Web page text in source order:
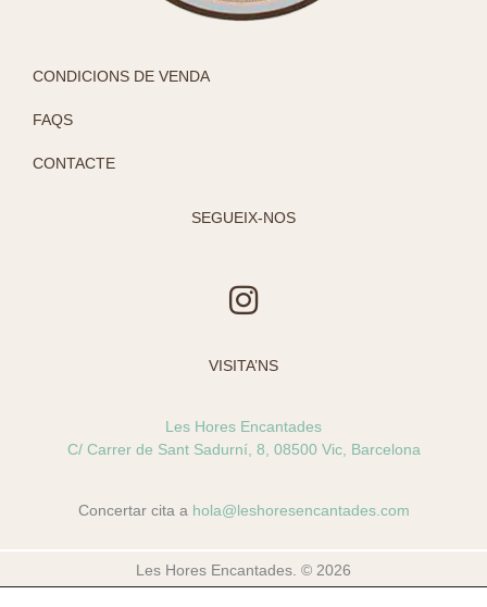
CONDICIONS DE VENDA
FAQS
CONTACTE
SEGUEIX-NOS
I
n
t
a
g
a
VISITA’NS
Les Hores Encantades
C/ Carrer de Sant Sadurní, 8, 08500 Vic, Barcelona
Concertar cita a hola@leshoresencantades.com
Les Hores Encantades. © 2026